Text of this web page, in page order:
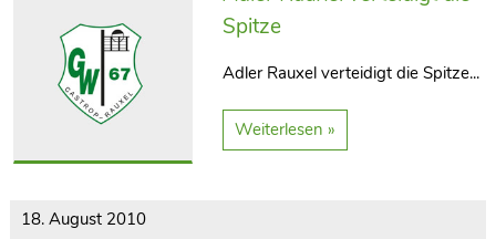
Spitze
Adler Rauxel verteidigt die Spitze...
Weiterlesen »
18. August 2010